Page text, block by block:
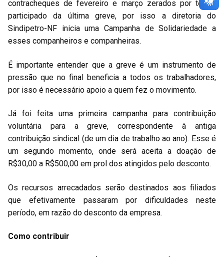
contracheques de fevereiro e março zerados por terem
participado da última greve, por isso a diretoria do
Sindipetro-NF inicia uma Campanha de Solidariedade a
esses companheiros e companheiras.
É importante entender que a greve é um instrumento de
pressão que no final beneficia a todos os trabalhadores,
por isso é necessário apoio a quem fez o movimento.
Já foi feita uma primeira campanha para contribuição
voluntária para a greve, correspondente à antiga
contribuição sindical (de um dia de trabalho ao ano). Esse é
um segundo momento, onde será aceita a doação de
R$30,00 a R$500,00 em prol dos atingidos pelo desconto.
Os recursos arrecadados serão destinados aos filiados
que efetivamente passaram por dificuldades neste
período, em razão do desconto da empresa.
Como contribuir